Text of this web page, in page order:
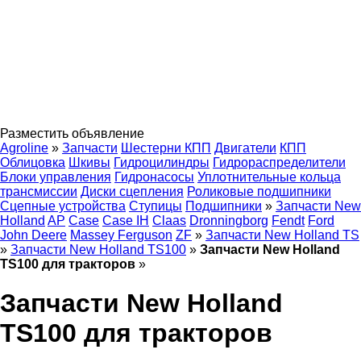
Разместить объявление
Agroline » Запчасти Шестерни КПП Двигатели КПП
Облицовка Шкивы Гидроцилиндры Гидрораспределители
Блоки управления Гидронасосы Уплотнительные кольца
трансмиссии Диски сцепления Роликовые подшипники
Сцепные устройства Ступицы Подшипники » Запчасти New
Holland AP Case Case IH Claas Dronningborg Fendt Ford
John Deere Massey Ferguson ZF » Запчасти New Holland TS
» Запчасти New Holland TS100 » Запчасти New Holland
TS100 для тракторов »
Запчасти New Holland
TS100 для тракторов